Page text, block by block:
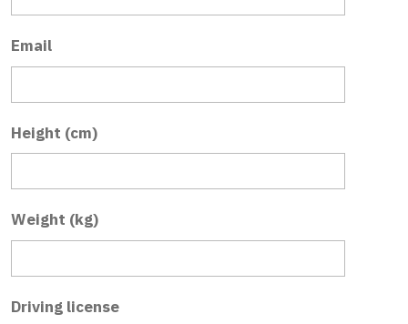
Email
Height (cm)
Weight (kg)
Driving license